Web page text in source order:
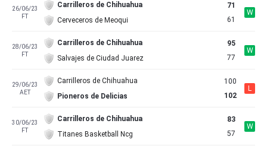
26/06/23
FT
Carrilleros de Chihuahua
Cerveceros de Meoqui
71
61
W
28/06/23
FT
Carrilleros de Chihuahua
Salvajes de Ciudad Juarez
95
77
W
29/06/23
AET
Carrilleros de Chihuahua
Pioneros de Delicias
100
102
L
30/06/23
FT
Carrilleros de Chihuahua
Titanes Basketball Ncg
83
57
W